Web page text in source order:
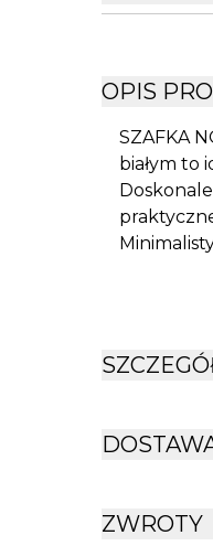
OPIS
SZAFKA
białym to
Wymiary:
i
ZWROTY